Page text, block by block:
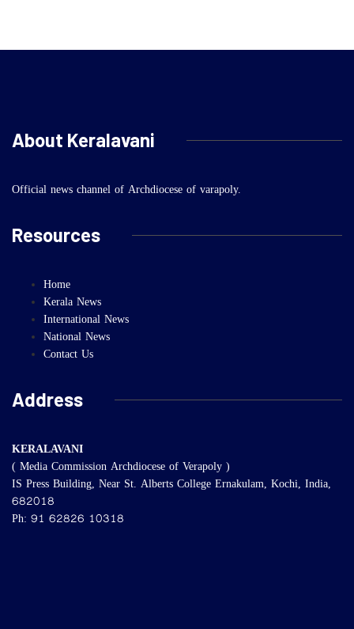
About Keralavani
Official news channel of Archdiocese of varapoly.
Resources
Home
Kerala News
International News
National News
Contact Us
Address
KERALAVANI
( Media Commission Archdiocese of Verapoly )
IS Press Building, Near St. Alberts College Ernakulam, Kochi, India,
682018
Ph: 91 62826 10318